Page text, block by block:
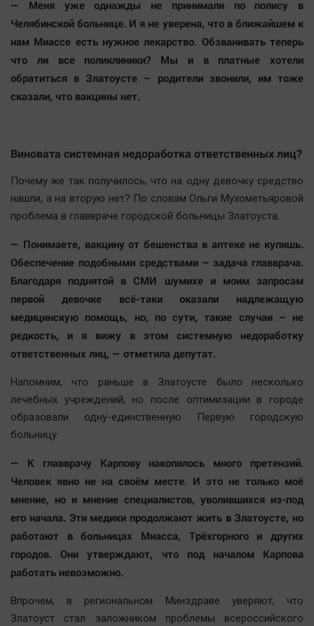
— Меня уже однажды не принимали по полису в
Челябинской больнице. И я не уверена, что в ближайшем к
нам Миассе есть нужное лекарство. Обзванивать теперь
что ли все поликлиники? Мы и в платные хотели
обратиться в Златоусте – родители звонили, им тоже
сказали, что вакцины нет.
Виновата системная недоработка ответственных лиц?
Почему же так получилось, что на одну девочку средство
нашли, а на вторую нет? По словам Ольги Мухометьяровой
проблема в главвраче городской больницы Златоуста.
— Понимаете, вакцину от бешенства в аптеке не купишь.
Обеспечение подобными средствами – задача главврача.
Благодаря поднятой в СМИ шумихе и моим запросам
первой девочке всё-таки оказали надлежащую
медицинскую помощь, но, по сути, такие случаи – не
редкость, и я вижу в этом системную недоработку
ответственных лиц, — отметила депутат.
Напомним, что раньше в Златоусте было несколько
лечебных учреждений, но после оптимизации в городе
образовали одну-единственную Первую городскую
больницу.
— К главврачу Карпову накопилось много претензий.
Человек явно не на своём месте. И это не только моё
мнение, но и мнение специалистов, уволившихся из-под
его начала. Эти медики продолжают жить в Златоусте, но
работают в больницах Миасса, Трёхгорного и других
городов. Они утверждают, что под началом Карпова
работать невозможно.
Впрочем, в региональном Минздраве уверяют, что
Златоуст стал заложником проблемы всероссийского